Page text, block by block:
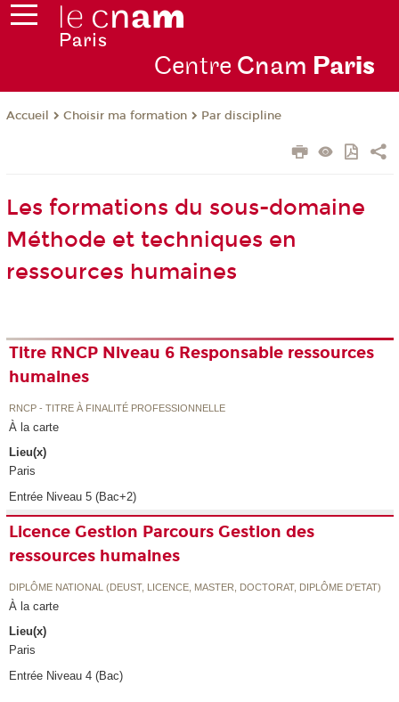
Centre Cnam Paris
Accueil Choisir ma formation Par discipline
Les formations du sous-domaine
Méthode et techniques en
ressources humaines
Titre RNCP Niveau 6 Responsable ressources
humaines
RNCP - TITRE À FINALITÉ PROFESSIONNELLE
À la carte
Lieu(x)
Paris
Entrée Niveau 5 (Bac+2)
Licence Gestion Parcours Gestion des
ressources humaines
DIPLÔME NATIONAL (DEUST, LICENCE, MASTER, DOCTORAT, DIPLÔME D'ETAT)
À la carte
Lieu(x)
Paris
Entrée Niveau 4 (Bac)